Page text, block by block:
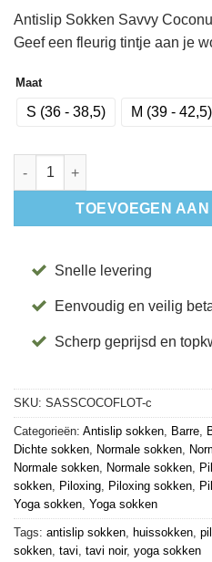
Antislip Sokken Savvy
Geef een fleurig tintje aan je
Maat
S (36 - 38,5) M (39 - 42,5)
Antislip Sokken Savvy Coconut
TOEVOEGEN
Snelle levering
Eenvoudig en veilig
Scherp geprijsd en
SKU: SASSCOCOFLOT-c
Categorieën: Antislip sokken Barre
Dichte sokken
Normale sokken
Normale sokken
Normale sokken
sokken
Piloxing Piloxing sokken
Yoga sokken Yoga sokken
Tags: antislip sokken huissokken
sokken tavi tavi noir, yoga sokken